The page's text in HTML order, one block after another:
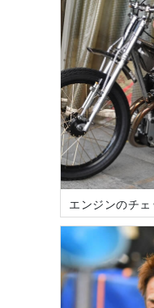
エンジンのチ